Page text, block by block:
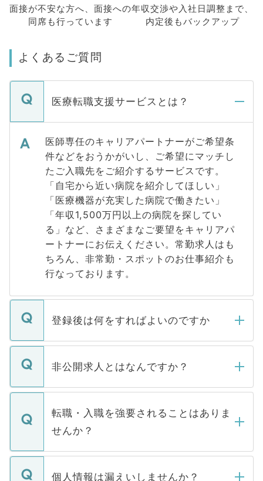
面接が不安な方へ、 面接への
同席も行っています
年収交渉や入社日調整まで、
内定後もバックアップ
よくあるご質問
医療転職支援サービスとは？
医師専任のキャリアパートナーがご希望条
件などをおうかがいし、ご希望にマッチし
たご入職先をご紹介するサービスです。
「自宅から近い病院を紹介してほしい」
「医療機器が充実した病院で働きたい」
「年収1,500万円以上の病院を探してい
る」など、さまざまなご要望をキャリアパ
ートナーにお伝えください。常勤求人はも
ちろん、非常勤・スポットのお仕事紹介も
行なっております。
登録後は何をすればよいのですか
ご登録いただきましたら、弊社担当者がご
登録内容を確認し、その後メールもしくは
ます。通常、5営業日以内にはご連絡をせて
いただきますので、しばらくお待ちくださ
非公開求人とはなんですか？
マイナビDOCTORで取り扱っている求人の
うち約3割は、Webサイトからご覧いただ
けない「非公開求人」です。非公開求人は
下記の理由によって、一般には公開してい
ません。
転職・入職を強要されることはありま
せんか？
転職・入職を強要することは一切ありませ
ん。また、仮に応募先から内定をいただい
個人情報は漏えいしませんか？